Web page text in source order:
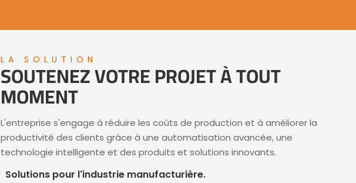
LA SOLUTION
SOUTENEZ VOTRE PROJET À TOUT
MOMENT
L'entreprise s'engage à réduire les coûts de production et à améliorer la
productivité des clients grâce à une automatisation avancée, une
technologie intelligente et des produits et solutions innovants.
Solutions pour l'industrie manufacturière.